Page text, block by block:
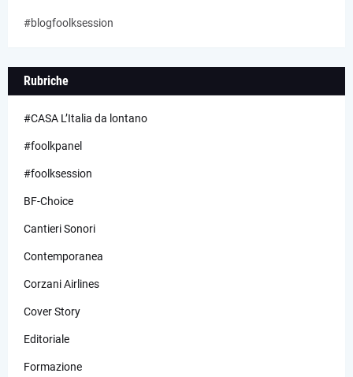
#blogfoolksession
Rubriche
#CASA L’Italia da lontano
#foolkpanel
#foolksession
BF-Choice
Cantieri Sonori
Contemporanea
Corzani Airlines
Cover Story
Editoriale
Formazione